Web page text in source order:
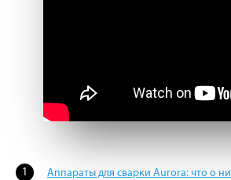
Аппараты для сварки Aurora: что о